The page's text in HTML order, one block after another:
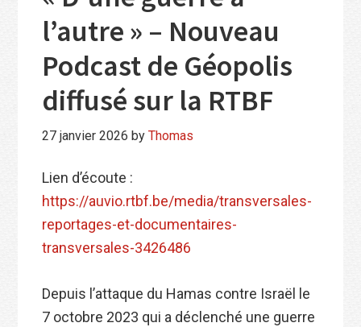
l’autre » – Nouveau
Podcast de Géopolis
diffusé sur la RTBF
27 janvier 2026 byThomas
Lien d’écoute :
https://auvio.rtbf.be/media/transversales-
reportages-et-documentaires-
transversales-3426486
Depuis l’attaque du Hamas contre Israël le
7 octobre 2023 qui a déclenché une guerre